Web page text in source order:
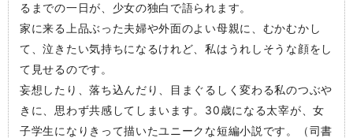
るまでの一日が、少女の独白で語られます。
家に来る上品ぶった夫婦や外面のよい母親に、むかむかし
て、泣きたい気持ちになるけれど、私はうれしそうな顔をし
て見せるのです。
妄想したり、落ち込んだり、目まぐるしく変わる私のつぶや
きに、思わず共感してしまいます。30歳になる太宰が、女
子学生になりきって描いたユニークな短編小説です。（司書